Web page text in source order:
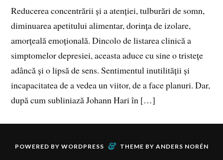
Reducerea concentrării și a atenției, tulburări de somn,
diminuarea apetitului alimentar, dorința de izolare,
amorțeală emoțională. Dincolo de listarea clinică a
simptomelor depresiei, aceasta aduce cu sine o tristețe
adâncă și o lipsă de sens. Sentimentul inutilității și
incapacitatea de a vedea un viitor, de a face planuri. Dar,
după cum subliniază Johann Hari în […]
POWERED BY WORDPRESS & THEME BY ANDERS NORÉN